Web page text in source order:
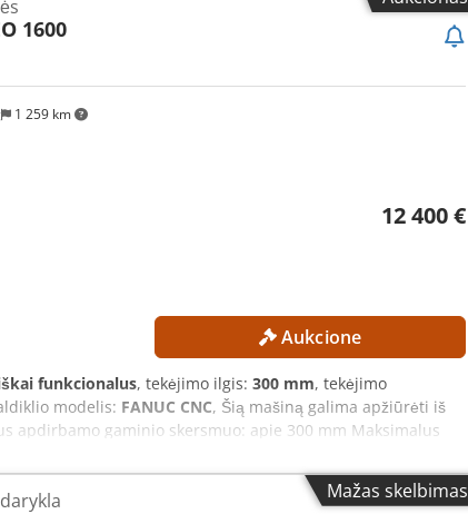
1 259 km
1600
12 400 €
Aukcione
funkcionalus, tekėjimo ilgis: 300 mm, tekėjimo
modelis: FANUC CNC, Šią mašiną galima apžiūrėti iš
apdirbamo gaminio skersmuo: apie 300 mm Maksimalus
veleno maksimalus sukimosi greitis: 4 500 aps./min.
CNC Mašinos svoris: apie 2 200 kg Eksploatavimo valandos:
380 V (su transformatoriumi arba be jo) Nominali galia:
Mažas skelbimas